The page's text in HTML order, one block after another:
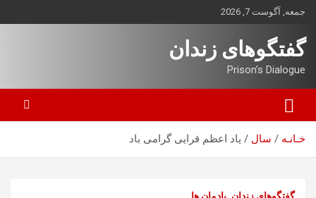
بروید
جمعه, آگوست 7, 2026
گفتگوهای زندان
Prison's Dialogue
خـانـه سال یاد اعظم قرایی گرامی باد